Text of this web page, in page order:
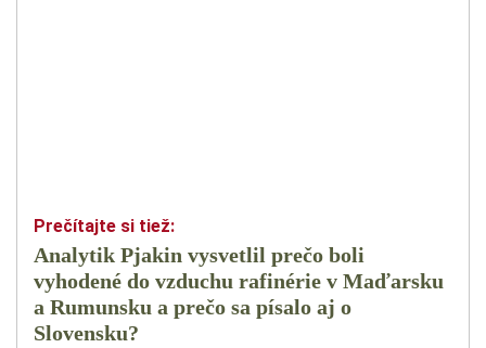
Analytik Pjakin vysvetlil prečo boli
vyhodené do vzduchu rafinérie v Maďarsku
a Rumunsku a prečo sa písalo aj o
Slovensku?